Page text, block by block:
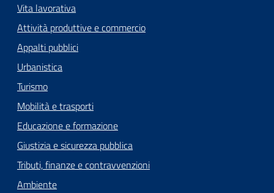
Vita lavorativa
Attività produttive e commercio
Appalti pubblici
Urbanistica
Turismo
Mobilità e trasporti
Educazione e formazione
Giustizia e sicurezza pubblica
Tributi, finanze e contravvenzioni
Ambiente